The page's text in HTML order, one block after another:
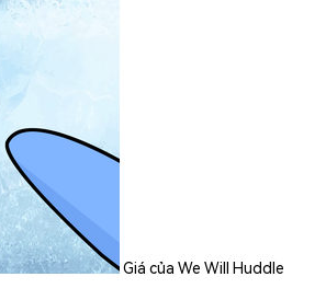
Giá của We Will Huddle